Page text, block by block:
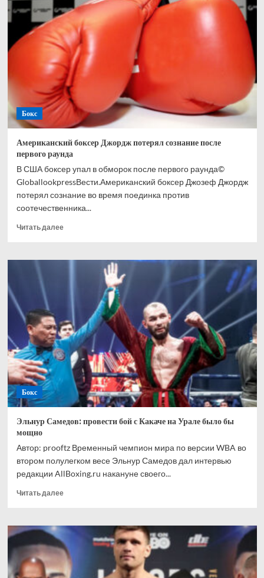
70!
Бокс
Американский боксер Джордж потерял сознание после
первого раунда
В США боксер упал в обморок после первого раунда©
GloballookpressВести.Американский боксер Джозеф Джордж
потерял сознание во время поединка против
соотечественника...
Читать далееПрочитать
Американский
первого
раунда
Бокс
Эльнур Самедов: провести бой с Какаче на Урале было бы
мощно
Автор: prooftz Временный чемпион мира по версии WBA во
втором полулегком весе Эльнур Самедов дал интервью
редакции AllBoxing.ru накануне своего...
Читать далееПрочитать
Эльнур
Самедов:
провести
бой